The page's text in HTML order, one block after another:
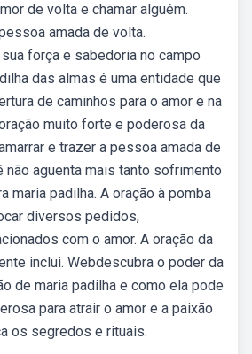
de volta e chamar alguém.
amada de volta.
força e sabedoria no campo
das almas é uma entidade que
de caminhos para o amor e na
muito forte e poderosa da
e trazer a pessoa amada de
não aguenta mais tanto sofrimento
maria padilha. A oração à pomba
diversos pedidos,
com o amor. A oração da
inclui. Webdescubra o poder da
de maria padilha e como ela pode
para atrair o amor e a paixão
os segredos e rituais.